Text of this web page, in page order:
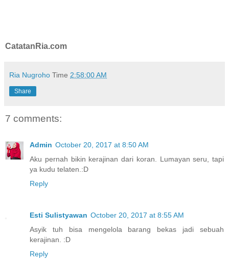
CatatanRia.com
Ria Nugroho Time 2:58:00 AM
Share
7 comments:
Admin October 20, 2017 at 8:50 AM
Aku pernah bikin kerajinan dari koran. Lumayan seru, tapi
ya kudu telaten.:D
Reply
Esti Sulistyawan October 20, 2017 at 8:55 AM
Asyik tuh bisa mengelola barang bekas jadi sebuah
kerajinan. :D
Reply